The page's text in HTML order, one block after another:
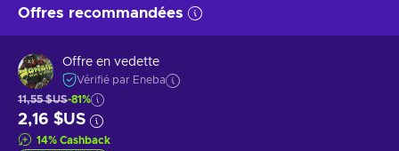
Offres recommandées
Offre en vedette
Vérifié par Eneba
11,55 $US-81%
2,16 $US
14% Cashback